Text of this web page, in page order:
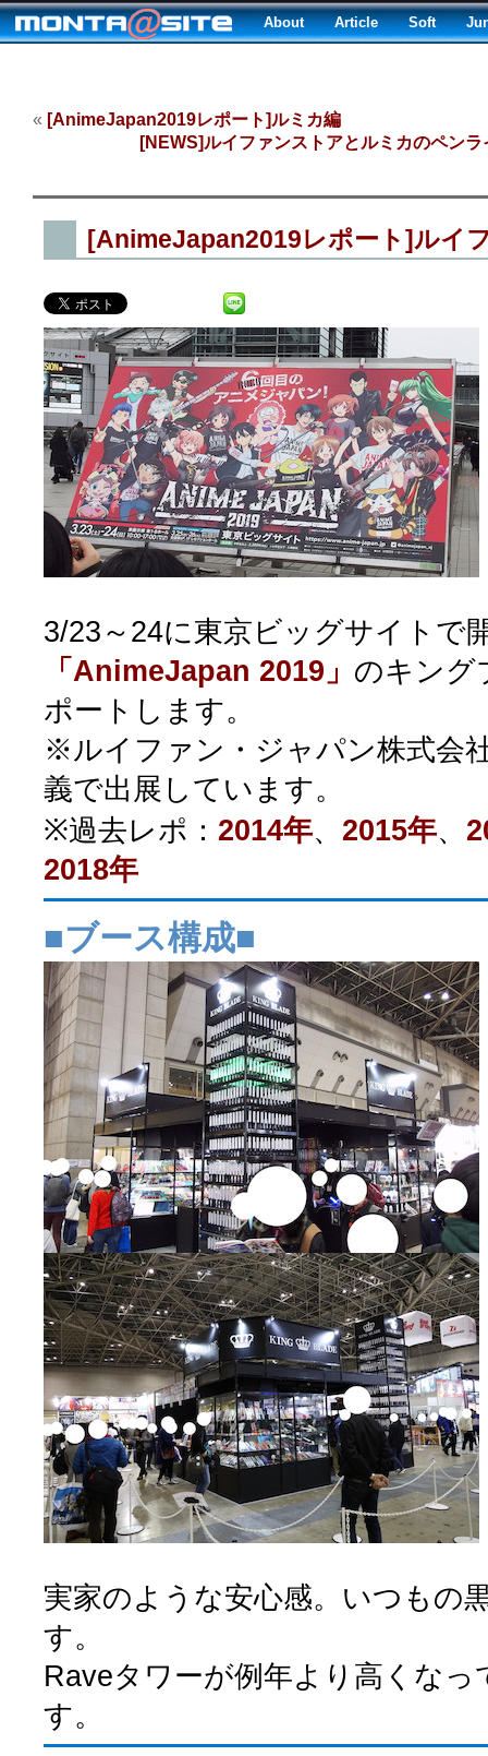
About Article Soft
« [AnimeJapan2019レポート]ルミカ編
[NEWS]ルイファンストアとルミカのペン
[AnimeJapan2019レポート]ルイ
3/23～24に東京ビッグサイトで
「AnimeJapan 2019」 のキング
ポートします。
※ルイファン・ジャパン株式会
義で出展しています。
※過去レポ： 2014年、 2015年、
2018年
■ブース構成■
実家のような安心感。いつもの
す。
Raveタワーが例年より高くな
す。